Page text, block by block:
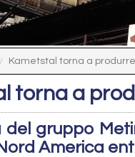
Kametstal torna a
torna a
del gruppo
America